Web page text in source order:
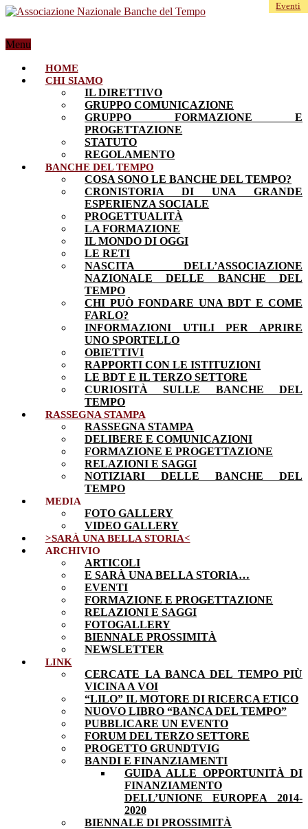
Menu
HOME
CHI SIAMO
IL DIRETTIVO
GRUPPO COMUNICAZIONE
GRUPPO FORMAZIONE E
PROGETTAZIONE
STATUTO
REGOLAMENTO
BANCHE DEL TEMPO
COSA SONO LE BANCHE DEL TEMPO?
CRONISTORIA DI UNA GRANDE
ESPERIENZA SOCIALE
PROGETTUALITÀ
LA FORMAZIONE
IL MONDO DI OGGI
LE RETI
NASCITA DELL’ASSOCIAZIONE
NAZIONALE DELLE BANCHE DEL
TEMPO
CHI PUÒ FONDARE UNA BDT E COME
FARLO?
INFORMAZIONI UTILI PER APRIRE
UNO SPORTELLO
OBIETTIVI
RAPPORTI CON LE ISTITUZIONI
LE BDT E IL TERZO SETTORE
CURIOSITÀ SULLE BANCHE DEL
TEMPO
RASSEGNA STAMPA
RASSEGNA STAMPA
DELIBERE E COMUNICAZIONI
FORMAZIONE E PROGETTAZIONE
RELAZIONI E SAGGI
NOTIZIARI DELLE BANCHE DEL
TEMPO
MEDIA
FOTO GALLERY
VIDEO GALLERY
>SARÀ UNA BELLA STORIA<
ARCHIVIO
ARTICOLI
E SARÀ UNA BELLA STORIA…
EVENTI
FORMAZIONE E PROGETTAZIONE
RELAZIONI E SAGGI
FOTOGALLERY
BIENNALE PROSSIMITÀ
NEWSLETTER
LINK
CERCATE LA BANCA DEL TEMPO PIÙ
VICINA A VOI
“LILO” IL MOTORE DI RICERCA ETICO
NUOVO LIBRO “BANCA DEL TEMPO”
PUBBLICARE UN EVENTO
FORUM DEL TERZO SETTORE
PROGETTO GRUNDTVIG
BANDI E FINANZIAMENTI
GUIDA ALLE OPPORTUNITÀ DI
FINANZIAMENTO
DELL’UNIONE EUROPEA 2014-
2020
BIENNALE DI PROSSIMITÀ
Eventi